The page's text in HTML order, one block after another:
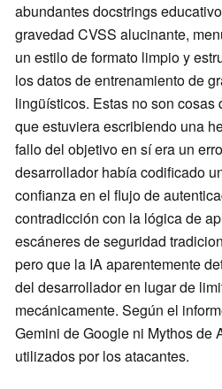
abundantes docstrings
gravedad CVSS alucinante,
un estilo de formato limpio y
los datos de entrenamiento de
lingüísticos. Estas no son
que estuviera escribiendo una
fallo del objetivo en sí era un
desarrollador había codificado
confianza en el flujo de
contradicción con la lógica de
escáneres de seguridad
pero que la IA aparentemente
del desarrollador en lugar de
mecánicamente. Según el
Gemini de Google ni Mythos de
utilizados por los atacantes.